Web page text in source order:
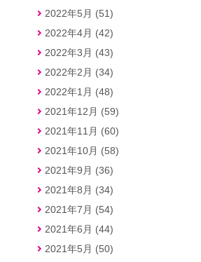
2022年5月 (51)
2022年4月 (42)
2022年3月 (43)
2022年2月 (34)
2022年1月 (48)
2021年12月 (59)
2021年11月 (60)
2021年10月 (58)
2021年9月 (36)
2021年8月 (34)
2021年7月 (54)
2021年6月 (44)
2021年5月 (50)